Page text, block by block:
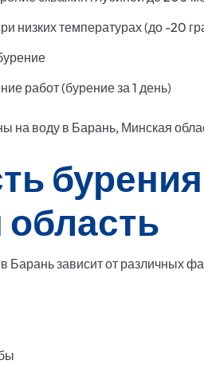
низких температурах (до -20
работ (бурение за 1 день)
на воду в Барань, Минская
Барань зависит от различных